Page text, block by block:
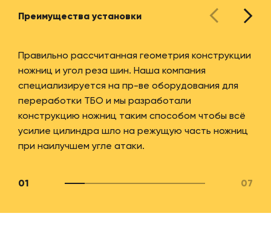
Преимущества установки
Правильно рассчитанная геометрия конструкции
ножниц и угол реза шин. Наша компания
специализируется на пр-ве оборудования для
переработки ТБО и мы разработали
конструкцию ножниц таким способом чтобы всё
усилие цилиндра шло на режущую часть ножниц
при наилучшем угле атаки.
01 07